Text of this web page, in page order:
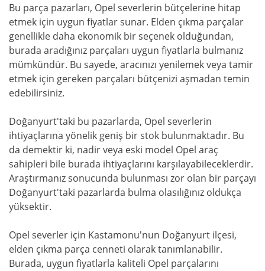
Bu parça pazarları, Opel severlerin bütçelerine hitap
etmek için uygun fiyatlar sunar. Elden çıkma parçalar
genellikle daha ekonomik bir seçenek olduğundan,
burada aradığınız parçaları uygun fiyatlarla bulmanız
mümkündür. Bu sayede, aracınızı yenilemek veya tamir
etmek için gereken parçaları bütçenizi aşmadan temin
edebilirsiniz.
Doğanyurt'taki bu pazarlarda, Opel severlerin
ihtiyaçlarına yönelik geniş bir stok bulunmaktadır. Bu
da demektir ki, nadir veya eski model Opel araç
sahipleri bile burada ihtiyaçlarını karşılayabileceklerdir.
Araştırmanız sonucunda bulunması zor olan bir parçayı
Doğanyurt'taki pazarlarda bulma olasılığınız oldukça
yüksektir.
Opel severler için Kastamonu'nun Doğanyurt ilçesi,
elden çıkma parça cenneti olarak tanımlanabilir.
Burada, uygun fiyatlarla kaliteli Opel parçalarını